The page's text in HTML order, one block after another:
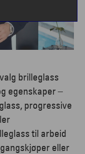
brilleglass
egenskaper –
progressive
til arbeid
eller